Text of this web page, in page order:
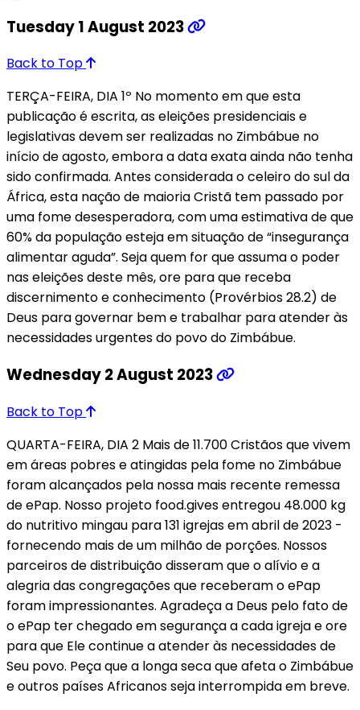
Tuesday 1 August 2023
Back to Top
TERÇA-FEIRA, DIA 1º No momento em que esta
publicação é escrita, as eleições presidenciais e
legislativas devem ser realizadas no Zimbábue no
início de agosto, embora a data exata ainda não tenha
sido confirmada. Antes considerada o celeiro do sul da
África, esta nação de maioria Cristã tem passado por
uma fome desesperadora, com uma estimativa de que
60% da população esteja em situação de “insegurança
alimentar aguda”. Seja quem for que assuma o poder
nas eleições deste mês, ore para que receba
discernimento e conhecimento (Provérbios 28.2) de
Deus para governar bem e trabalhar para atender às
necessidades urgentes do povo do Zimbábue.
Wednesday 2 August 2023
Back to Top
QUARTA-FEIRA, DIA 2 Mais de 11.700 Cristãos que vivem
em áreas pobres e atingidas pela fome no Zimbábue
foram alcançados pela nossa mais recente remessa
de ePap. Nosso projeto food.gives entregou 48.000 kg
do nutritivo mingau para 131 igrejas em abril de 2023 -
fornecendo mais de um milhão de porções. Nossos
parceiros de distribuição disseram que o alívio e a
alegria das congregações que receberam o ePap
foram impressionantes. Agradeça a Deus pelo fato de
o ePap ter chegado em segurança a cada igreja e ore
para que Ele continue a atender às necessidades de
Seu povo. Peça que a longa seca que afeta o Zimbábue
e outros países Africanos seja interrompida em breve.